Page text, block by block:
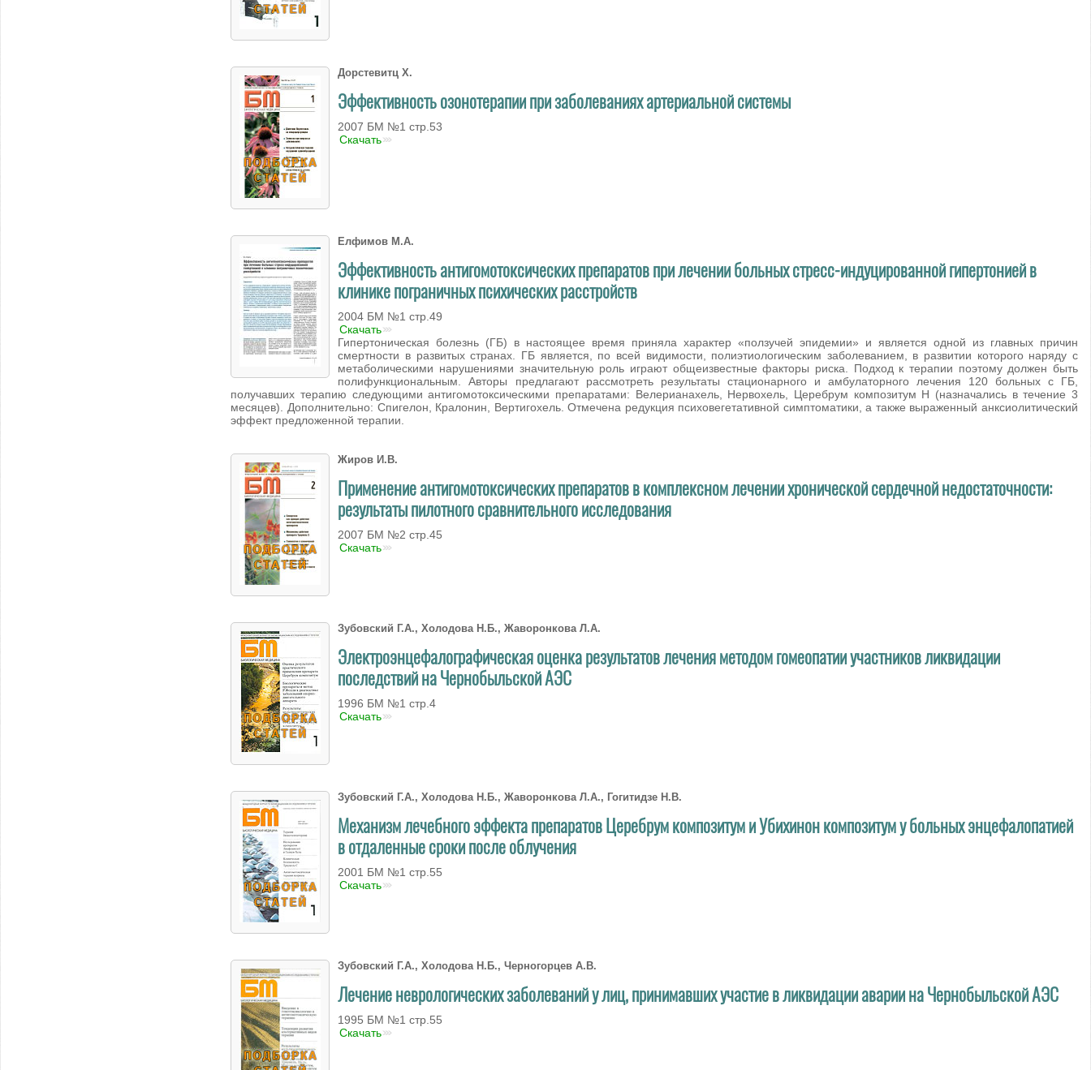
Дорстевитц Х.
Эффективность озонотерапии при заболеваниях артериальной системы
2007 БМ №1 стр.53
Скачать
Елфимов М.А.
Эффективность антигомотоксических препаратов при лечении больных стресс-индуцированной гипертонией в
клинике пограничных психических расстройств
2004 БМ №1 стр.49
Скачать
Гипертоническая болезнь (ГБ) в настоящее время приняла характер «ползучей эпидемии» и является одной из главных причин
смертности в развитых странах. ГБ является, по всей видимости, полиэтиологическим заболеванием, в развитии которого наряду с
метаболическими нарушениями значительную роль играют общеизвестные факторы риска. Подход к терапии поэтому должен быть
полифункциональным. Авторы предлагают рассмотреть результаты стационарного и амбулаторного лечения 120 больных с ГБ,
получавших терапию следующими антигомотоксическими препаратами: Велерианахель, Нервохель, Церебрум композитум Н (назначались в течение 3
месяцев). Дополнительно: Спигелон, Кралонин, Вертигохель. Отмечена редукция психовегетативной симптоматики, а также выраженный анксиолитический
эффект предложенной терапии.
Жиров И.В.
Применение антигомотоксических препаратов в комплексном лечении хронической сердечной недостаточности:
результаты пилотного сравнительного исследования
2007 БМ №2 стр.45
Скачать
Зубовский Г.А., Холодова Н.Б., Жаворонкова Л.А.
Электроэнцефалографическая оценка результатов лечения методом гомеопатии участников ликвидации
последствий на Чернобыльской АЭС
1996 БМ №1 стр.4
Скачать
Зубовский Г.А., Холодова Н.Б., Жаворонкова Л.А., Гогитидзе Н.В.
Механизм лечебного эффекта препаратов Церебрум композитум и Убихинон композитум у больных энцефалопатией
в отдаленные сроки после облучения
2001 БМ №1 стр.55
Скачать
Зубовский Г.А., Холодова Н.Б., Черногорцев А.В.
Лечение неврологических заболеваний у лиц, принимавших участие в ликвидации аварии на Чернобыльской АЭС
1995 БМ №1 стр.55
Скачать